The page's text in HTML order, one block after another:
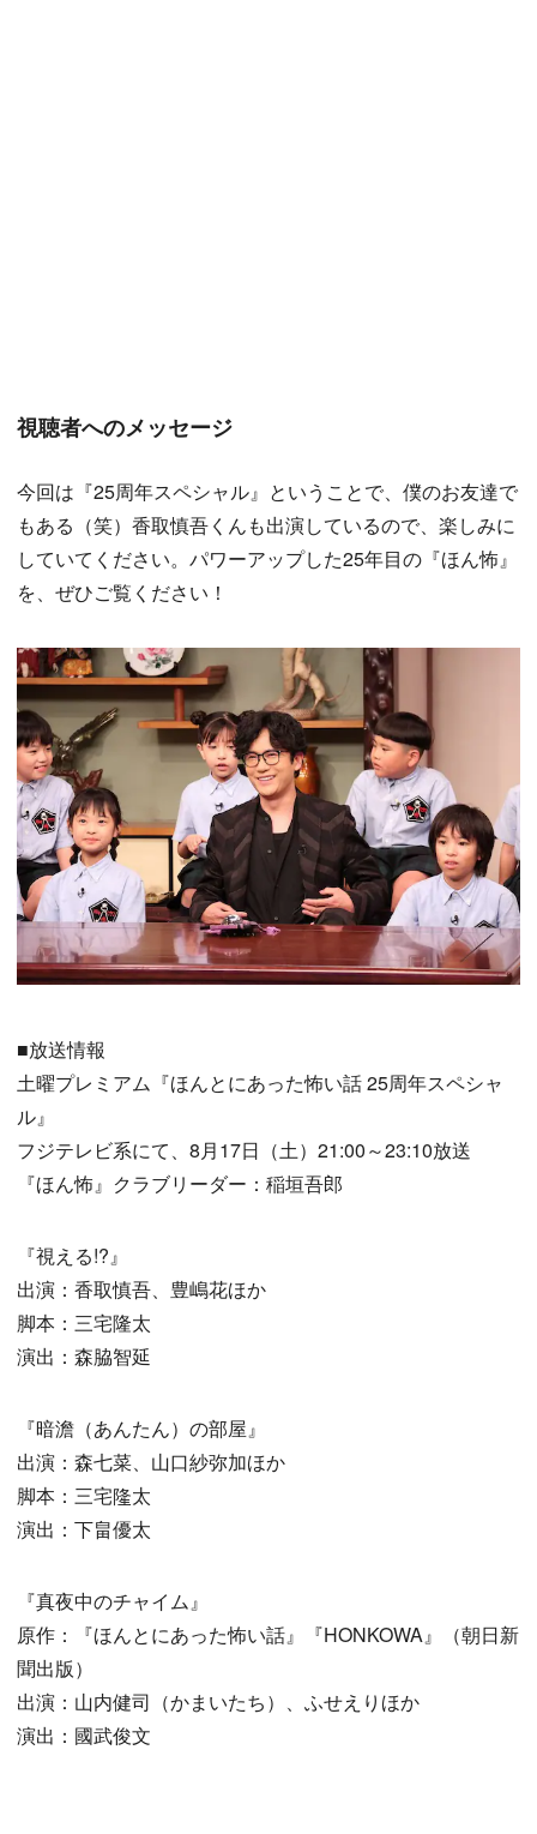
視聴者へのメッセージ
今回は『25周年スペシャル』ということで、僕のお友達で
もある（笑）香取慎吾くんも出演しているので、楽しみに
していてください。パワーアップした25年目の『ほん怖』
を、ぜひご覧ください！
■放送情報
土曜プレミアム『ほんとにあった怖い話 25周年スペシャ
ル』
フジテレビ系にて、8月17日（土）21:00～23:10放送
『ほん怖』クラブリーダー：稲垣吾郎
『視える!?』
出演：香取慎吾、豊嶋花ほか
脚本：三宅隆太
演出：森脇智延
『暗澹（あんたん）の部屋』
出演：森七菜、山口紗弥加ほか
脚本：三宅隆太
演出：下畠優太
『真夜中のチャイム』
原作：『ほんとにあった怖い話』『HONKOWA』（朝日新
聞出版）
出演：山内健司（かまいたち）、ふせえりほか
演出：國武俊文